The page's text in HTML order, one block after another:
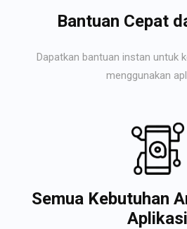
Bantuan Cepat
Dapatkan bantuan instan untuk
menggunakan
Semua Kebutuhan
Aplikasi